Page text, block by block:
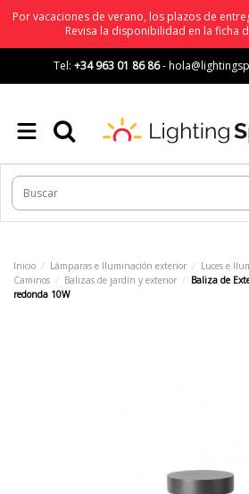
Por vacaciones de verano, los plazos de
Revisa la disponibilidad en la ficha
Tel: +34 963 01 86 86-
Inicio Lámparas e Iluminación exterior
Luces e
Caminos
Balizas de jardín y exterior
Baliza de
redonda 10W